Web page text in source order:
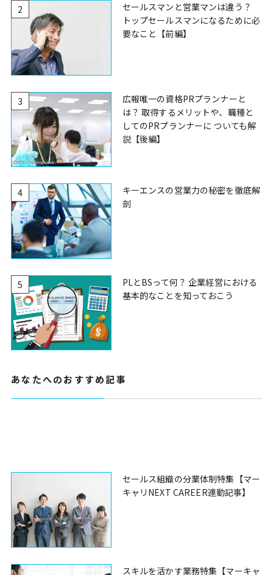
2
セールスマンと営業マンは違う？
トップセールスマンになるために必
要なこと【前編】
3
広報唯一の資格PRプランナーと
は？ 取得するメリットや、職種と
してのPRプランナーに ついても解
説【後編】
4
キーエンスの営業力の秘密を徹底解
剖
5
PLとBSって何？ 企業経営における
基本的なことを知っておこう
あなたへのおすすめ記事
セールス組織の分業体制特集【マー
キャリNEXT CAREER連動記事】
スキルを活かす業務特集【マーキャ